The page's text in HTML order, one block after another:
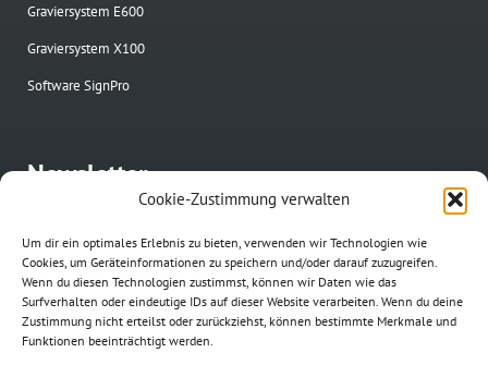
Cookie-Zustimmung verwalten
Um dir ein optimales Erlebnis zu bieten, verwenden wir Technologien wie
Cookies, um Geräteinformationen zu speichern und/oder darauf zuzugreifen.
Wenn du diesen Technologien zustimmst, können wir Daten wie das
Surfverhalten oder eindeutige IDs auf dieser Website verarbeiten. Wenn du deine
Zustimmung nicht erteilst oder zurückziehst, können bestimmte Merkmale und
Funktionen beeinträchtigt werden.
Graviersystem E600
Graviersystem X100
Software SignPro
Newsletter
Aktionen informiert werden.